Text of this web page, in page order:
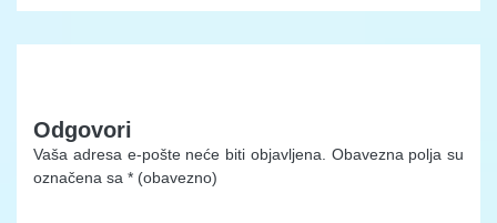
Odgovori
Vaša adresa e-pošte neće biti objavljena. Obavezna polja su
označena sa * (obavezno)